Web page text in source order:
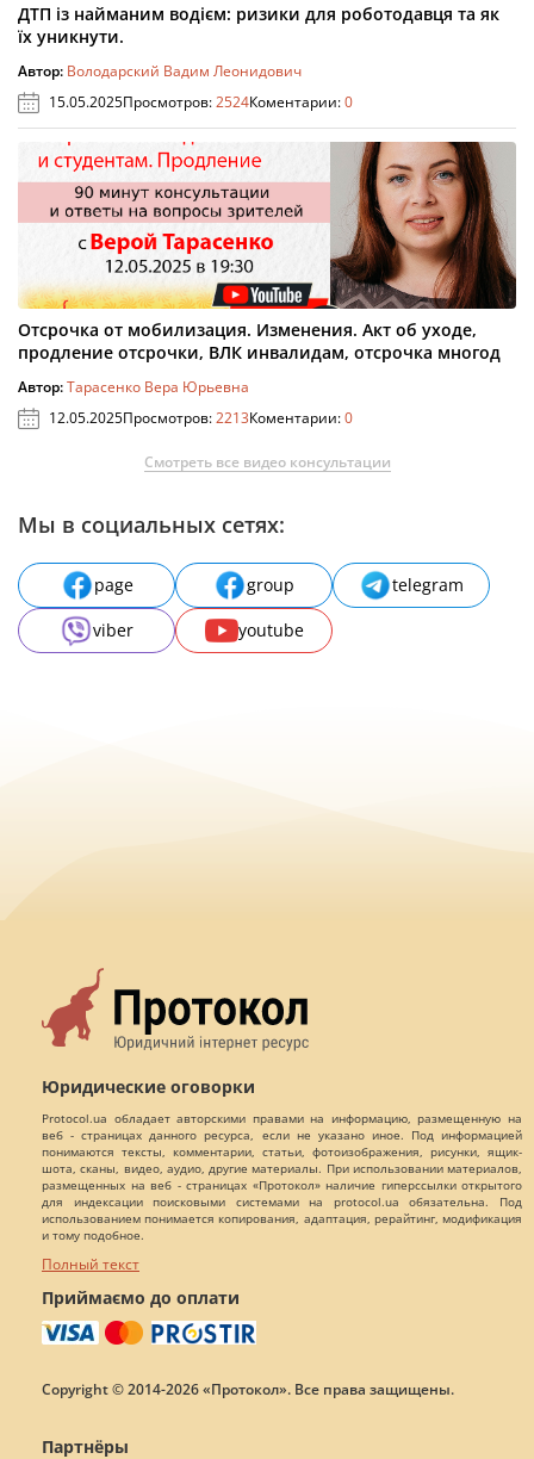
ДТП із найманим водієм: ризики для роботодавця та як
їх уникнути.
Автор: Володарский Вадим Леонидович
15.05.2025Просмотров:2524Коментарии:0
Отсрочка от мобилизация. Изменения. Акт об уходе,
продление отсрочки, ВЛК инвалидам, отсрочка многод
Автор:Тарасенко Вера Юрьевна
12.05.2025Просмотров:2213Коментарии:0
Смотреть все видео консультации
Мы в социальных сетях:
page group
telegram
viber
youtube
Юридические оговорки
Protocol.ua обладает авторскими правами на информацию, размещенную на
веб - страницах данного ресурса, если не указано иное. Под информацией
понимаются тексты, комментарии, статьи, фотоизображения, рисунки, ящик-
шота, сканы, видео, аудио, другие материалы. При использовании материалов,
размещенных на веб - страницах «Протокол» наличие гиперссылки открытого
для индексации поисковыми системами на protocol.ua обязательна. Под
использованием понимается копирования, адаптация, рерайтинг, модификация
и тому подобное.
Полный текст
Приймаємо до оплати
Copyright © 2014-2026 «Протокол». Все права защищены.
Партнёры